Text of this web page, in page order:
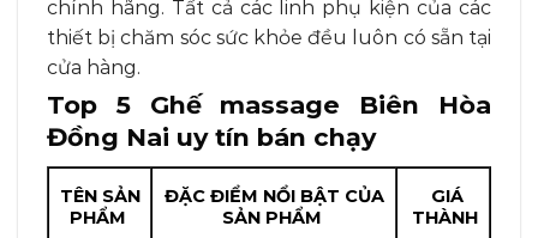
chính hãng. Tất cả các linh phụ kiện của các
thiết bị chăm sóc sức khỏe đều luôn có sẵn tại
cửa hàng.
Top 5 Ghế massage Biên Hòa
Đồng Nai uy tín bán chạy
TÊN SẢN
PHẨM
ĐẶC ĐIỂM NỔI BẬT CỦA
SẢN PHẨM
GIÁ
THÀNH